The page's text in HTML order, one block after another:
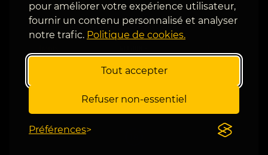
pour améliorer votre expérience utilisateur,
fournir un contenu personnalisé et analyser
notre trafic. Politique de cookies.
Tout accepter
Refuser non-essentiel
Préférences
Une startup accompagnée par :
Jouer comporte des risques : endettement, isolement, dépendance. Pour être aidé,
Appelez le 09 74 75 13 13 (appel non surtaxé). Ou consultez directement le
Notre site est interdit aux gens de moins de 18 ans.